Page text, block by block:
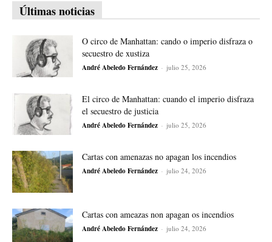
Últimas noticias
O circo de Manhattan: cando o imperio disfraza o
secuestro de xustiza
André Abeledo Fernández - julio 25, 2026
El circo de Manhattan: cuando el imperio disfraza
el secuestro de justicia
André Abeledo Fernández - julio 25, 2026
Cartas con amenazas no apagan los incendios
André Abeledo Fernández - julio 24, 2026
Cartas con ameazas non apagan os incendios
André Abeledo Fernández - julio 24, 2026